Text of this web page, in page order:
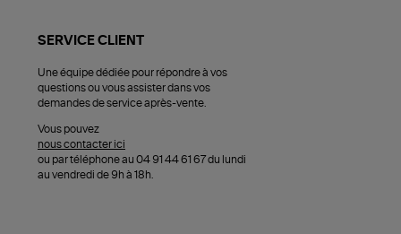
SERVICE CLIENT
Une équipe dédiée pour répondre à vos
questions ou vous assister dans vos
demandes de service après-vente.
Vous pouvez
nous contacter ici
ou par téléphone au 04 91 44 61 67 du lundi
au vendredi de 9h à 18h.